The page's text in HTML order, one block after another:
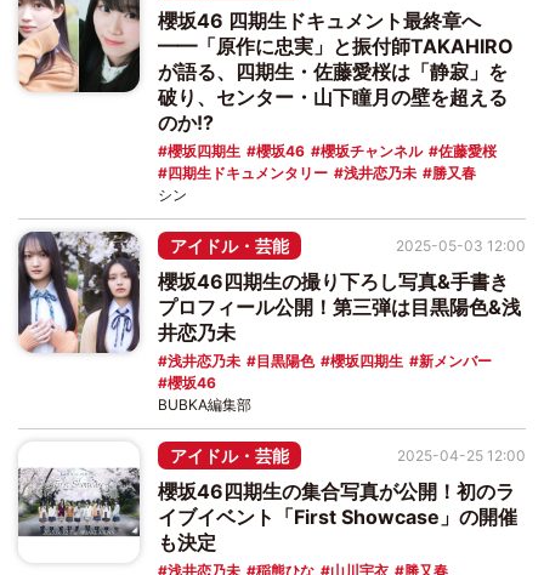
櫻坂46 四期生ドキュメント最終章へ
━━「原作に忠実」と振付師TAKAHIRO
が語る、四期生・佐藤愛桜は「静寂」を
破り、センター・山下瞳月の壁を超える
のか!?
櫻坂四期生 櫻坂46 櫻坂チャンネル
佐藤愛桜
四期生ドキュメンタリー
浅井恋乃未 勝又春
シン
アイドル・芸能
櫻坂46四期生の撮り下ろし写真&手書き
プロフィール公開！第三弾は目黒陽色&浅
井恋乃未
浅井恋乃未 目黒陽色 櫻坂四期生
新メンバー
櫻坂46
2025-05-03 12:00
BUBKA編集部
アイドル・芸能
櫻坂46四期生の集合写真が公開！初のラ
イブイベント「First Showcase」の開催
も決定
浅井恋乃未 稲熊ひな 山川宇衣 勝又春
2025-04-25 12:00